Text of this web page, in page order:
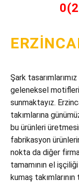
Şark
geleneksel
sunmaktayız.
takımlarına
bu ürünleri
fabrikasyon
nokta da diğer
tamamının el
kumaş